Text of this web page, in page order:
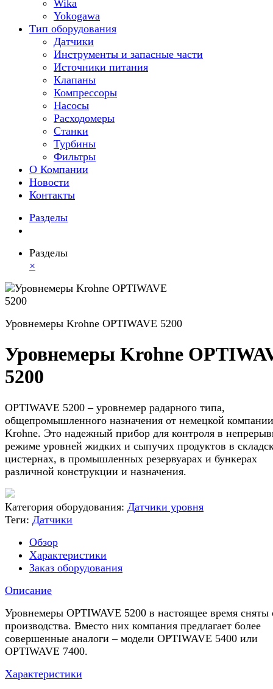
Wika
Yokogawa
Тип оборудования
Датчики
Инструменты и запасные части
Источники питания
Клапаны
Компрессоры
Насосы
Расходомеры
Станки
Турбины
Фильтры
О Компании
Новости
Контакты
Разделы
Разделы
×
Уровнемеры Krohne OPTIWAVE 5200
Уровнемеры Krohne
5200
OPTIWAVE 5200 – уровнемер радарного типа,
общепромышленного назначения от немецкой компании
Krohne. Это надежный прибор для контроля в
режиме уровней жидких и сыпучих продуктов в
цистернах, в промышленных резервуарах и бункерах
различной конструкции и назначения.
Категория оборудования: Датчики уровня
Теги: Датчики
Обзор
Характеристики
Заказ оборудования
Описание
Уровнемеры OPTIWAVE 5200 в настоящее время сняты
производства. Вместо них компания предлагает более
совершенные аналоги – модели OPTIWAVE 5400 или
OPTIWAVE 7400.
Характеристики